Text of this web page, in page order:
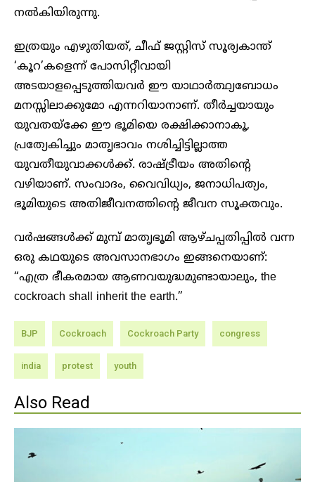
നൽകിയിരുന്നു.
ഇത്രയും എഴുതിയത്, ചീഫ് ജസ്റ്റിസ് സൂര്യകാന്ത്
‘കൂറ’കളെന്ന് പോസിറ്റീവായി
അടയാളപ്പെടുത്തിയവർ ഈ യാഥാർത്ഥ്യബോധം
മനസ്സിലാക്കുമോ എന്നറിയാനാണ്. തീർച്ചയായും
യുവതയ്ക്കേ ഈ ഭൂമിയെ രക്ഷിക്കാനാകൂ,
പ്രത്യേകിച്ചും മാതൃഭാവം നശിച്ചിട്ടില്ലാത്ത
യുവതീയുവാക്കൾക്ക്. രാഷ്ട്രീയം അതിന്റെ
വഴിയാണ്. സംവാദം, വൈവിധ്യം, ജനാധിപത്യം,
ഭൂമിയുടെ അതിജീവനത്തിന്റെ ജീവന സൂക്തവും.
വർഷങ്ങൾക്ക് മുമ്പ് മാതൃഭൂമി ആഴ്ചപ്പതിപ്പിൽ വന്ന
ഒരു കഥയുടെ അവസാനഭാ​ഗം ഇങ്ങനെയാണ്:
“എത്ര ഭീകരമായ ആണവയുദ്ധമുണ്ടായാലും, the
cockroach shall inherit the earth.”
BJP Cockroach Cockroach Party congress
india protest youth
Also Read